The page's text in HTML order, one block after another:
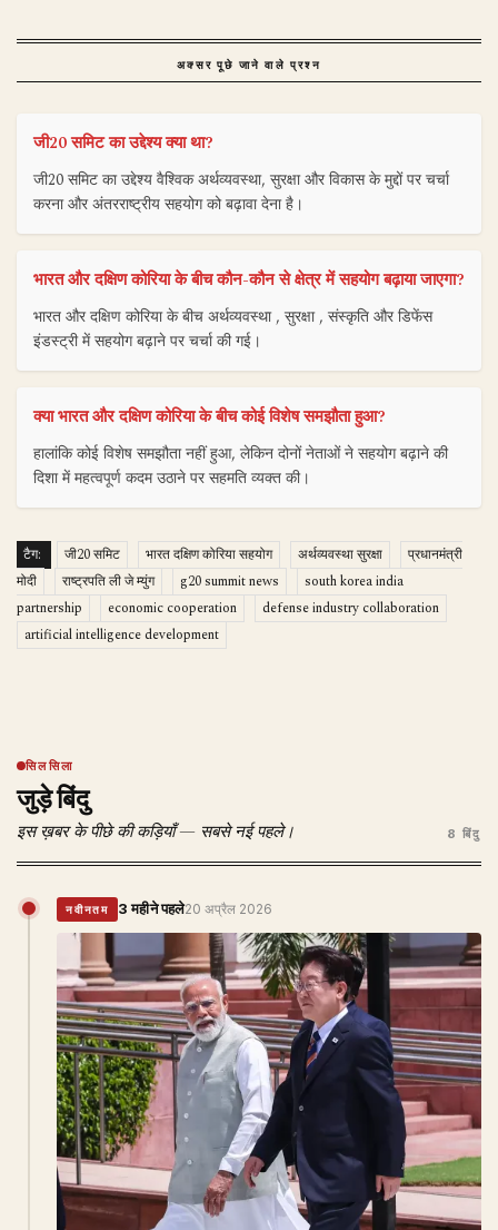
अक्सर पूछे जाने वाले प्रश्न
जी20 समिट का उद्देश्य क्या था?
जी20 समिट का उद्देश्य वैश्विक अर्थव्यवस्था, सुरक्षा और विकास के मुद्दों पर चर्चा
करना और अंतरराष्ट्रीय सहयोग को बढ़ावा देना है।
भारत और दक्षिण कोरिया के बीच कौन-कौन से क्षेत्र में सहयोग बढ़ाया जाएगा?
भारत और दक्षिण कोरिया के बीच अर्थव्यवस्था , सुरक्षा , संस्कृति और डिफेंस
इंडस्ट्री में सहयोग बढ़ाने पर चर्चा की गई।
क्या भारत और दक्षिण कोरिया के बीच कोई विशेष समझौता हुआ?
हालांकि कोई विशेष समझौता नहीं हुआ, लेकिन दोनों नेताओं ने सहयोग बढ़ाने की
दिशा में महत्वपूर्ण कदम उठाने पर सहमति व्यक्त की।
टैग: जी20 समिट भारत दक्षिण कोरिया सहयोग अर्थव्यवस्था सुरक्षा
प्रधानमंत्री
मोदी
राष्ट्रपति ली जे म्युंग g20 summit news
south korea india
partnership
economic cooperation
defense industry collaboration
artificial intelligence development
सिलसिला
जुड़े बिंदु
इस ख़बर के पीछे की कड़ियाँ — सबसे नई पहले। 8 बिंदु
नवीनतम 3 महीने पहले20 अप्रैल 2026